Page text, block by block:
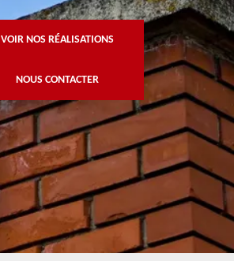
VOIR NOS RÉALISATIONS
NOUS CONTACTER